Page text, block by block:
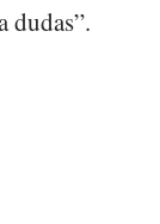
dudas”.